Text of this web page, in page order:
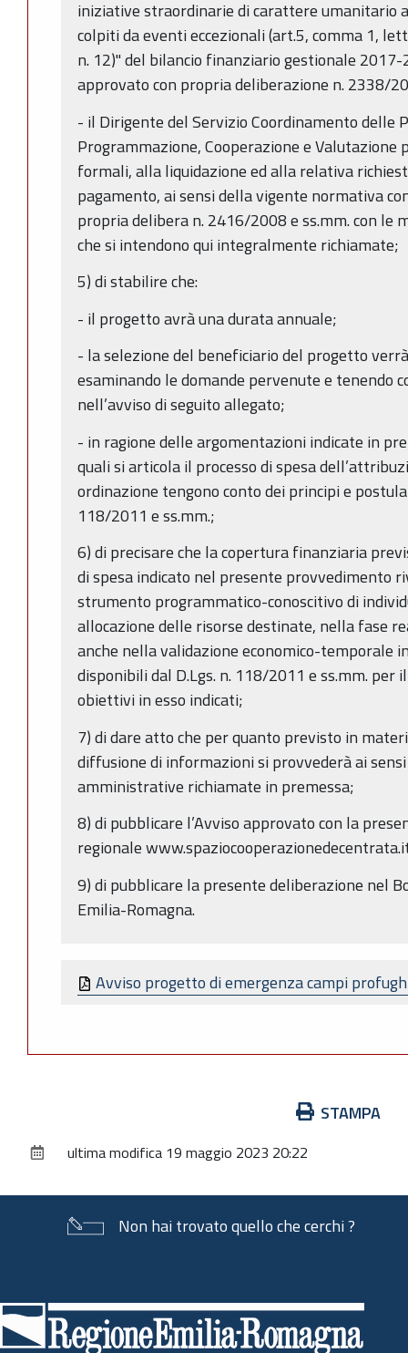
iniziative straordinarie di carattere umanitario
colpiti da eventi eccezionali (art.5, comma 1,
n. 12)" del bilancio finanziario gestionale
approvato con propria deliberazione n. 2338/
- il Dirigente del Servizio Coordinamento delle
Programmazione, Cooperazione e
formali, alla liquidazione ed alla relativa
pagamento, ai sensi della vigente normativa
propria delibera n. 2416/2008 e ss.mm. con le
che si intendono qui integralmente richiamate;
5) di stabilire che:
- il progetto avrà una durata annuale;
- la selezione del beneficiario del progetto
esaminando le domande pervenute e tenendo
nell’avviso di seguito allegato;
- in ragione delle argomentazioni indicate in
quali si articola il processo di spesa
ordinazione tengono conto dei principi e
118/2011 e ss.mm.;
6) di precisare che la copertura finanziaria
di spesa indicato nel presente provvedimento
strumento programmatico-conoscitivo di
allocazione delle risorse destinate, nella fase
anche nella validazione economico-temporale
disponibili dal D.Lgs. n. 118/2011 e ss.mm.
obiettivi in esso indicati;
7) di dare atto che per quanto previsto in
diffusione di informazioni si provvederà ai
amministrative richiamate in premessa;
8) di pubblicare l’Avviso approvato con la
regionale
9) di pubblicare la presente deliberazione nel
Emilia-Romagna.
Avviso progetto di emergenza campi
documento
STAMPA
ultima modifica 19 maggio 2023 20:22
Non hai trovato quello che cerchi ?
di
pagina